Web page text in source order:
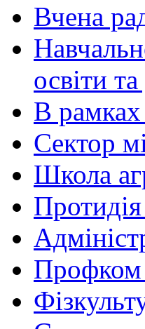
Вчена
освіти
В рамках
Сектор
Школа
Профком